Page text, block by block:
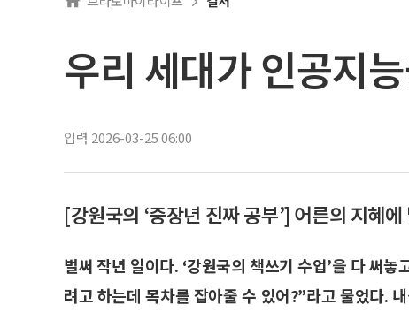
우리 세대가 인공지
입력 2026-03-25 06:00
[강원국의 ‘중장년 진짜 공부’] 어른의 지혜
벌써 작년 일이다. ‘강원국의 책쓰기 수업’을 다 써
려고 하는데 목차를 잡아줄 수 있어?”라고 물었다.